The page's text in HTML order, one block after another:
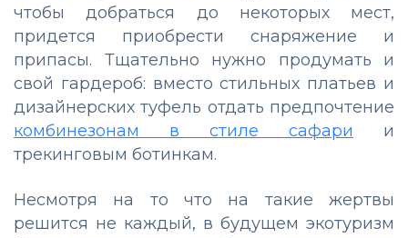
чтобы добраться до некоторых мест,
придется приобрести снаряжение и
припасы. Тщательно нужно продумать и
свой гардероб: вместо стильных платьев и
дизайнерских туфель отдать предпочтение
комбинезонам в стиле сафари и
трекинговым ботинкам.
Несмотря на то что на такие жертвы
решится не каждый, в будущем экотуризм